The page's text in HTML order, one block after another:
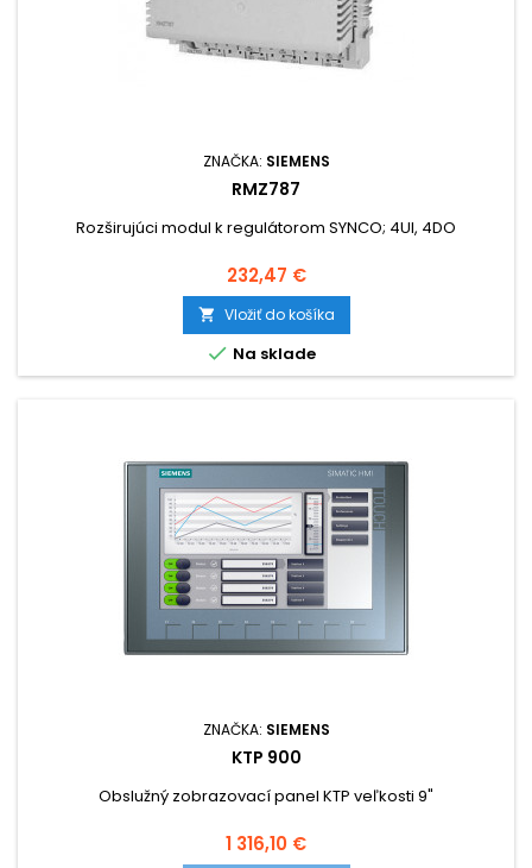
ZNAČKA: SIEMENS
RMZ787
Rozširujúci modul k regulátorom SYNCO; 4UI, 4DO
Cena
232,47 €
 Vložiť do košíka
 Na sklade
ZNAČKA: SIEMENS
KTP 900
Obslužný zobrazovací panel KTP veľkosti 9"
Cena
1 316,10 €